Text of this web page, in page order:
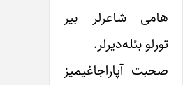
هامی شاعرلر بیر
تورلو بئله‌دیرلر.
صحبت آپاراجاغیمیز